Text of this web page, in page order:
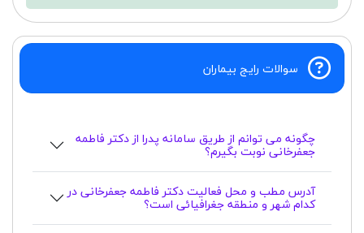
سوالات رایج بیماران
چگونه می توانم از طریق سامانه پدرا از دکتر فاطمه
جعفرخانی نوبت بگیرم؟
آدرس مطب و محل فعالیت دکتر فاطمه جعفرخانی در
کدام شهر و منطقه جغرافیائی است؟